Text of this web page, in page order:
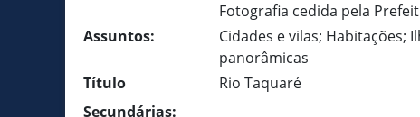
Fotografia cedida pela
Assuntos:
Cidades e vilas; Habitações;
panorâmicas
Título
Secundárias:
Rio Taquaré